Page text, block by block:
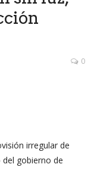
0
irregular de
gobierno de